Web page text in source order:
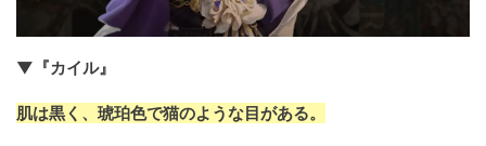
▼『カイル』
肌は黒く、琥珀色で猫のような目がある。